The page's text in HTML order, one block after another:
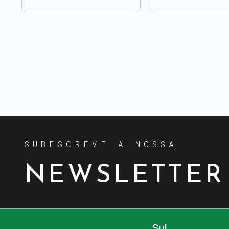
SUBESCREVE A NOSSA
NEWSLETTER